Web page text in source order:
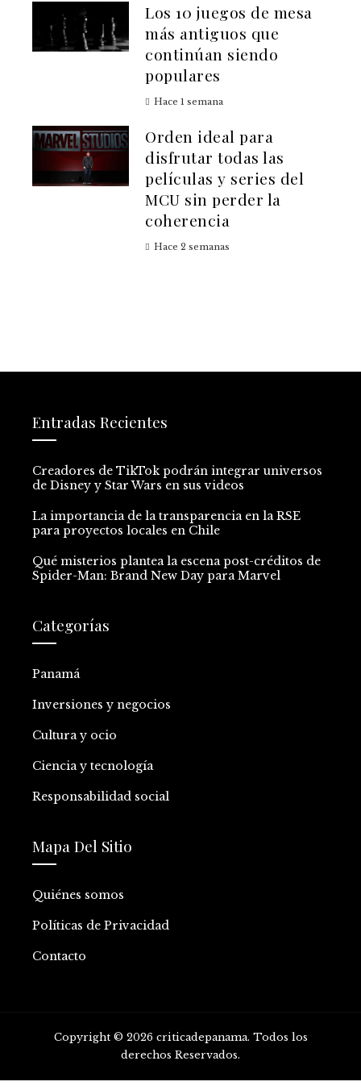
Los 10 juegos de mesa
más antiguos que
continúan siendo
populares
Hace 1 semana
Orden ideal para
disfrutar todas las
películas y series del
MCU sin perder la
coherencia
Hace 2 semanas
Entradas Recientes
Creadores de TikTok podrán integrar universos
de Disney y Star Wars en sus videos
La importancia de la transparencia en la RSE
para proyectos locales en Chile
Qué misterios plantea la escena post-créditos de
Spider-Man: Brand New Day para Marvel
Categorías
Panamá
Inversiones y negocios
Cultura y ocio
Ciencia y tecnología
Responsabilidad social
Mapa Del Sitio
Quiénes somos
Políticas de Privacidad
Contacto
Copyright © 2026 criticadepanama. Todos los
derechos Reservados.